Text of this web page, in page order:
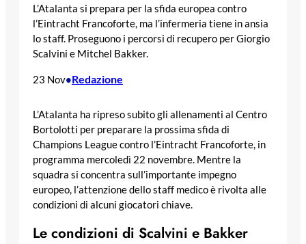
L’Atalanta si prepara per la sfida europea contro
l’Eintracht Francoforte, ma l’infermeria tiene in ansia
lo staff. Proseguono i percorsi di recupero per Giorgio
Scalvini e Mitchel Bakker.
23 Nov•Redazione
L’Atalanta ha ripreso subito gli allenamenti al Centro
Bortolotti per preparare la prossima sfida di
Champions League contro l’Eintracht Francoforte, in
programma mercoledì 22 novembre. Mentre la
squadra si concentra sull’importante impegno
europeo, l’attenzione dello staff medico è rivolta alle
condizioni di alcuni giocatori chiave.
Le condizioni di Scalvini e Bakker